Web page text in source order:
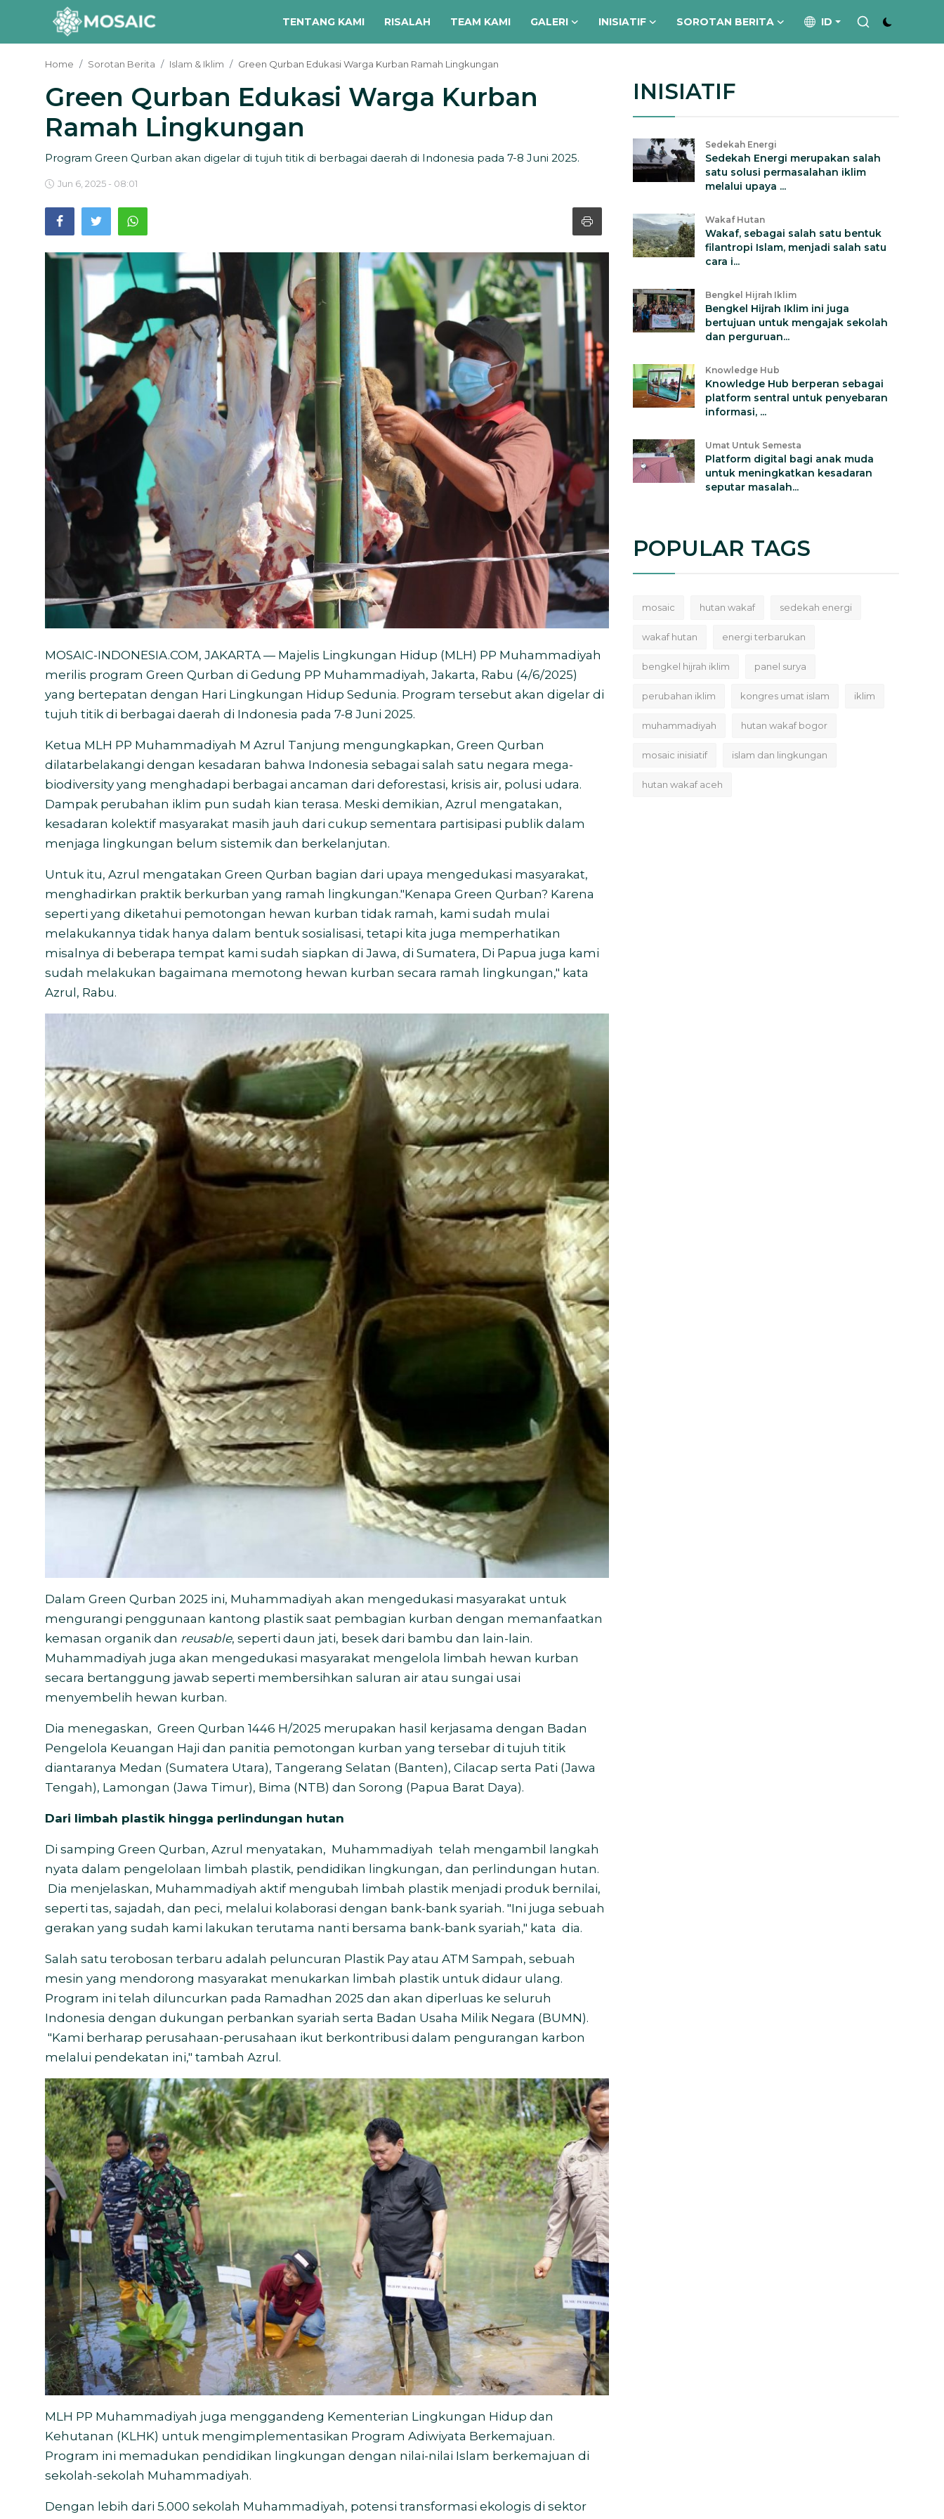
TENTANG KAMI RISALAH TEAM KAMI GALERI INISIATIF SOROTAN BERITA ID
Contact
Tentang Kami
Risalah
Team Kami
Sorotan Berita
Home Sorotan Berita Islam & Iklim Green Qurban Edukasi Warga Kurban Ramah Lingkungan
Green Qurban Edukasi Warga Kurban
Ramah Lingkungan
Program Green Qurban akan digelar di tujuh titik di berbagai daerah di Indonesia pada 7-8 Juni 2025.
Jun 6, 2025 - 08:01
MOSAIC-INDONESIA.COM, JAKARTA — Majelis Lingkungan Hidup (MLH) PP Muhammadiyah
merilis program Green Qurban di Gedung PP Muhammadiyah, Jakarta, Rabu (4/6/2025)
yang bertepatan dengan Hari Lingkungan Hidup Sedunia. Program tersebut akan digelar di
tujuh titik di berbagai daerah di Indonesia pada 7-8 Juni 2025.
Ketua MLH PP Muhammadiyah M Azrul Tanjung mengungkapkan, Green Qurban
dilatarbelakangi dengan kesadaran bahwa Indonesia sebagai salah satu negara mega-
biodiversity yang menghadapi berbagai ancaman dari deforestasi, krisis air, polusi udara.
Dampak perubahan iklim pun sudah kian terasa. Meski demikian, Azrul mengatakan,
kesadaran kolektif masyarakat masih jauh dari cukup sementara partisipasi publik dalam
menjaga lingkungan belum sistemik dan berkelanjutan.
Untuk itu, Azrul mengatakan Green Qurban bagian dari upaya mengedukasi masyarakat,
menghadirkan praktik berkurban yang ramah lingkungan."Kenapa Green Qurban? Karena
seperti yang diketahui pemotongan hewan kurban tidak ramah, kami sudah mulai
melakukannya tidak hanya dalam bentuk sosialisasi, tetapi kita juga memperhatikan
misalnya di beberapa tempat kami sudah siapkan di Jawa, di Sumatera, Di Papua juga kami
sudah melakukan bagaimana memotong hewan kurban secara ramah lingkungan," kata
Azrul, Rabu.
Dalam Green Qurban 2025 ini, Muhammadiyah akan mengedukasi masyarakat untuk
mengurangi penggunaan kantong plastik saat pembagian kurban dengan memanfaatkan
kemasan organik dan reusable, seperti daun jati, besek dari bambu dan lain-lain.
Muhammadiyah juga akan mengedukasi masyarakat mengelola limbah hewan kurban
secara bertanggung jawab seperti membersihkan saluran air atau sungai usai
menyembelih hewan kurban.
Dia menegaskan, Green Qurban 1446 H/2025 merupakan hasil kerjasama dengan Badan
Pengelola Keuangan Haji dan panitia pemotongan kurban yang tersebar di tujuh titik
diantaranya Medan (Sumatera Utara), Tangerang Selatan (Banten), Cilacap serta Pati (Jawa
Tengah), Lamongan (Jawa Timur), Bima (NTB) dan Sorong (Papua Barat Daya).
Dari limbah plastik hingga perlindungan hutan
Di samping Green Qurban, Azrul menyatakan, Muhammadiyah telah mengambil langkah
nyata dalam pengelolaan limbah plastik, pendidikan lingkungan, dan perlindungan hutan.
Dia menjelaskan, Muhammadiyah aktif mengubah limbah plastik menjadi produk bernilai,
seperti tas, sajadah, dan peci, melalui kolaborasi dengan bank-bank syariah. "Ini juga sebuah
gerakan yang sudah kami lakukan terutama nanti bersama bank-bank syariah," kata dia.
Salah satu terobosan terbaru adalah peluncuran Plastik Pay atau ATM Sampah, sebuah
mesin yang mendorong masyarakat menukarkan limbah plastik untuk didaur ulang.
Program ini telah diluncurkan pada Ramadhan 2025 dan akan diperluas ke seluruh
Indonesia dengan dukungan perbankan syariah serta Badan Usaha Milik Negara (BUMN).
"Kami berharap perusahaan-perusahaan ikut berkontribusi dalam pengurangan karbon
melalui pendekatan ini," tambah Azrul.
MLH PP Muhammadiyah juga menggandeng Kementerian Lingkungan Hidup dan
Kehutanan (KLHK) untuk mengimplementasikan Program Adiwiyata Berkemajuan.
Program ini memadukan pendidikan lingkungan dengan nilai-nilai Islam berkemajuan di
sekolah-sekolah Muhammadiyah.
Dengan lebih dari 5.000 sekolah Muhammadiyah, potensi transformasi ekologis di sektor
INISIATIF
Sedekah Energi
Sedekah Energi merupakan salah
satu solusi permasalahan iklim
melalui upaya ...
Wakaf Hutan
Wakaf, sebagai salah satu bentuk
filantropi Islam, menjadi salah satu
cara i...
Bengkel Hijrah Iklim
Bengkel Hijrah Iklim ini juga
bertujuan untuk mengajak sekolah
dan perguruan...
Knowledge Hub
Knowledge Hub berperan sebagai
platform sentral untuk penyebaran
informasi, ...
Umat Untuk Semesta
Platform digital bagi anak muda
untuk meningkatkan kesadaran
seputar masalah...
POPULAR TAGS
mosaic hutan wakaf sedekah energi
wakaf hutan energi terbarukan
bengkel hijrah iklim panel surya
perubahan iklim kongres umat islam iklim
muhammadiyah hutan wakaf bogor
mosaic inisiatif islam dan lingkungan
hutan wakaf aceh